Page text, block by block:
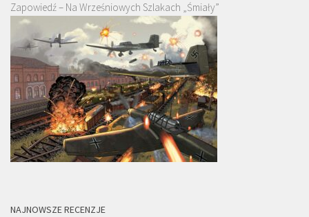
Zapowiedź – Na Wrześniowych Szlakach „Śmiały”
NAJNOWSZE RECENZJE